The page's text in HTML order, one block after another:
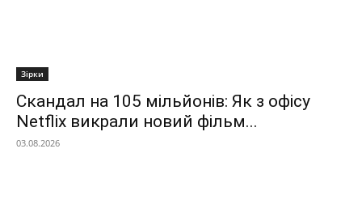
Зірки
Скандал на 105 мільйонів: Як з офісу
Netflix викрали новий фільм...
03.08.2026